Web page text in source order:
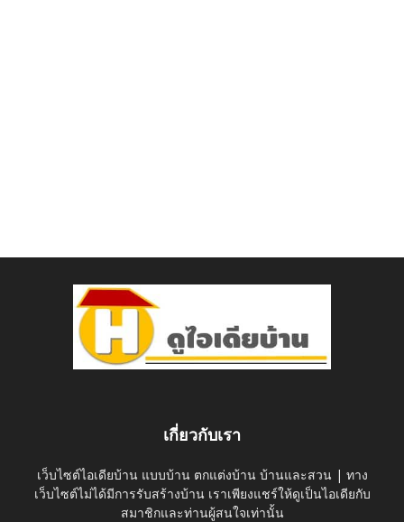
เกี่ยวกับเรา
เว็บไซต์ไอเดียบ้าน แบบบ้าน ตกแต่งบ้าน บ้านและสวน | ทาง
เว็บไซต์ไม่ได้มีการรับสร้างบ้าน เราเพียงแชร์ให้ดูเป็นไอเดียกับ
สมาชิกและท่านผู้สนใจเท่านั้น